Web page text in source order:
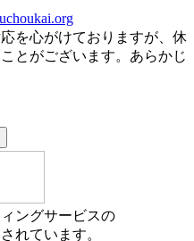
を心がけておりますが、休
とがございます。あらかじ
ングサービスの
れています。